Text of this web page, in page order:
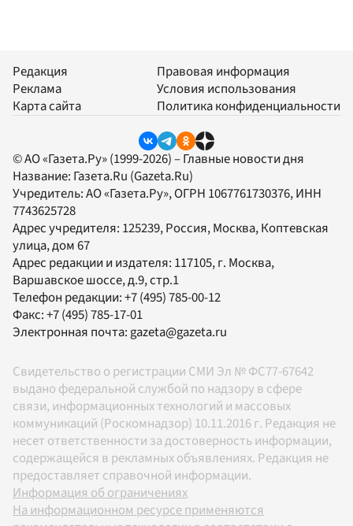
Редакция
Реклама
Карта сайта
Правовая информация
Условия использования
Политика конфиденциальности
© АО «Газета.Ру» (1999-2026) – Главные новости дня
Название: Газета.Ru (Gazeta.Ru)
Учредитель:АО «Газета.Ру», ОГРН 1067761730376, ИНН
7743625728
Адрес учредителя: 125239, Россия, Москва, Коптевская
улица, дом 67
Адрес редакции и издателя: 117105, г. Москва,
Варшавское шоссе, д.9, стр.1
Телефон редакции:+7 (495) 785-00-12
Факс:+7 (495) 785-17-01
Электронная почта: gazeta@gazeta.ru
Свидетельство о регистрации СМИ Эл № ФС77-67642
выдано федеральной службой по надзору в сфере
связи, информационных технологий и массовых
коммуникаций (Роскомнадзор) 10.11.2016 г. Редакция не
несет ответственности за достоверность информации,
содержащейся в рекламных объявлениях. Редакция не
предоставляет справочной информации.
Информация об ограничениях
На информационном ресурсе применяются